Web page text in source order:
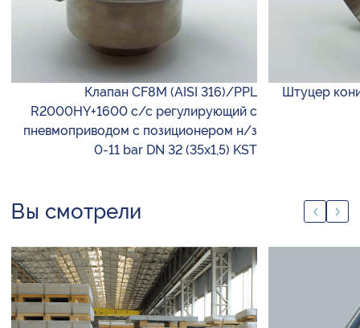
Клапан CF8M (AISI 316)/PPL
R2000HY+1600 с/с регулирующий с
пневмоприводом с позиционером н/з
0-11 bar DN 32 (35х1,5) KST
Штуцер
Вы смотрели